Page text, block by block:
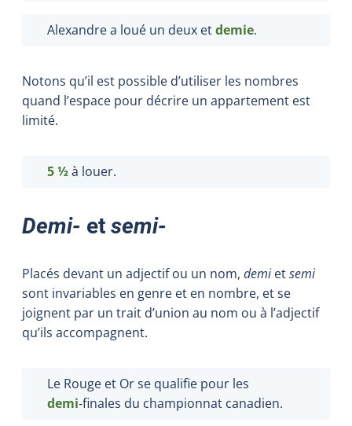
Alexandre a loué un deux etdemie.
Notons qu’il est possible d’utiliser les nombres
quand l’espace pour décrire un appartement est
limité.
5 ½à louer.
Demi- et semi-
Placés devant un adjectif ou un nom, demi etsemi
sont invariables en genre et en nombre, et se
joignent par un trait d’union au nom ou à l’adjectif
qu’ils accompagnent.
Le Rouge et Or se qualifie pour les
demi‑finales du championnat canadien.